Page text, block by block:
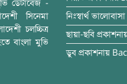
ডেটাবেজ -
সিনেমা
চলচ্চিত্র
বাংলা মুভি
নিঃস্বার্থ ভালোবাসা
ছায়া-ছবি
ডুব প্রকাশনায়